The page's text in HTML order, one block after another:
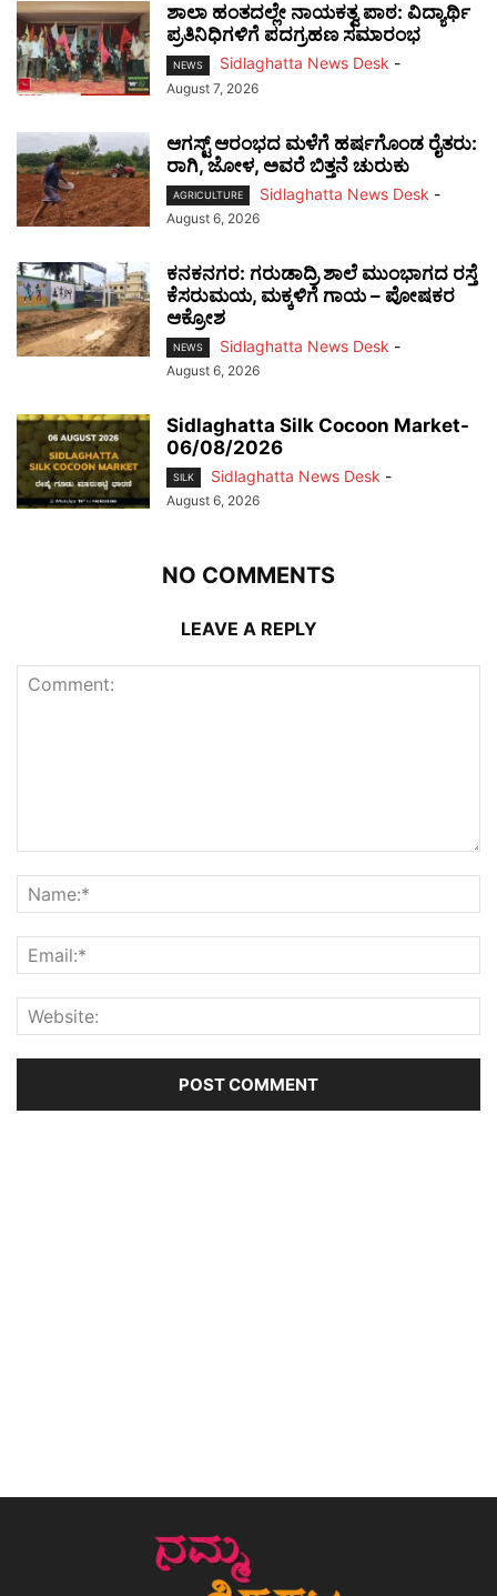
ಶಾಲಾ ಹಂತದಲ್ಲೇ ನಾಯಕತ್ವ ಪಾಠ: ವಿದ್ಯಾರ್ಥಿ
ಪ್ರತಿನಿಧಿಗಳಿಗೆ ಪದಗ್ರಹಣ ಸಮಾರಂಭ
NEWS Sidlaghatta News Desk -
August 7, 2026
ಆಗಸ್ಟ್ ಆರಂಭದ ಮಳೆಗೆ ಹರ್ಷಗೊಂಡ ರೈತರು:
ರಾಗಿ, ಜೋಳ, ಅವರೆ ಬಿತ್ತನೆ ಚುರುಕು
AGRICULTURE Sidlaghatta News Desk -
August 6, 2026
ಕನಕನಗರ: ಗರುಡಾದ್ರಿ ಶಾಲೆ ಮುಂಭಾಗದ ರಸ್ತೆ
ಕೆಸರುಮಯ, ಮಕ್ಕಳಿಗೆ ಗಾಯ – ಪೋಷಕರ
ಆಕ್ರೋಶ
NEWS Sidlaghatta News Desk -
August 6, 2026
Sidlaghatta Silk Cocoon Market-
06/08/2026
SILK Sidlaghatta News Desk -
August 6, 2026
NO COMMENTS
LEAVE A REPLY